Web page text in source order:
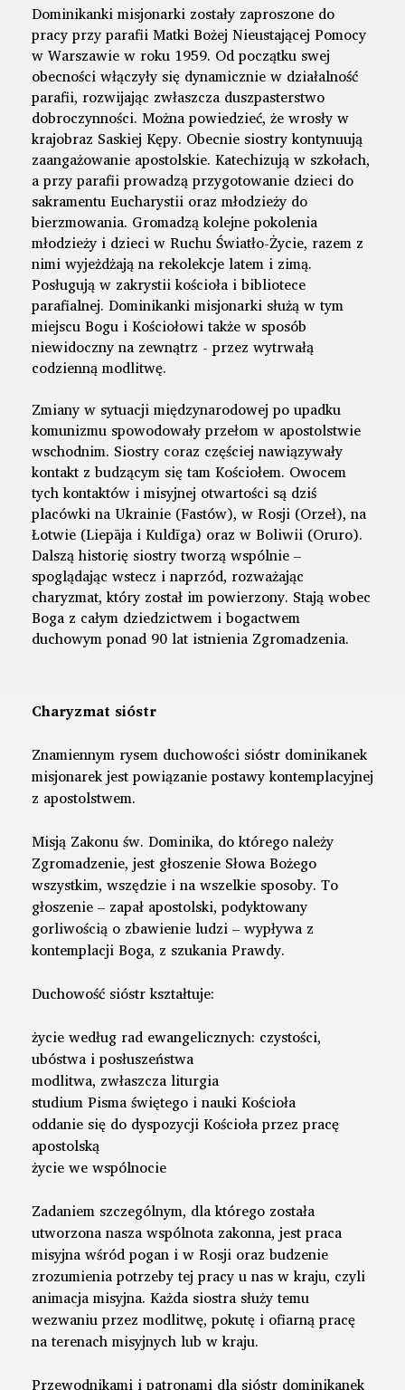
Dominikanki misjonarki zostały zaproszone do
pracy przy parafii Matki Bożej Nieustającej Pomocy
w Warszawie w roku 1959. Od początku swej
obecności włączyły się dynamicznie w działalność
parafii, rozwijając zwłaszcza duszpasterstwo
dobroczynności. Można powiedzieć, że wrosły w
krajobraz Saskiej Kępy. Obecnie siostry kontynuują
zaangażowanie apostolskie. Katechizują w szkołach,
a przy parafii prowadzą przygotowanie dzieci do
sakramentu Eucharystii oraz młodzieży do
bierzmowania. Gromadzą kolejne pokolenia
młodzieży i dzieci w Ruchu Światło-Życie, razem z
nimi wyjeżdżają na rekolekcje latem i zimą.
Posługują w zakrystii kościoła i bibliotece
parafialnej. Dominikanki misjonarki służą w tym
miejscu Bogu i Kościołowi także w sposób
niewidoczny na zewnątrz - przez wytrwałą
codzienną modlitwę.
Zmiany w sytuacji międzynarodowej po upadku
komunizmu spowodowały przełom w apostolstwie
wschodnim. Siostry coraz częściej nawiązywały
kontakt z budzącym się tam Kościołem. Owocem
tych kontaktów i misyjnej otwartości są dziś
placówki na Ukrainie (Fastów), w Rosji (Orzeł), na
Łotwie (Liepāja i Kuldīga) oraz w Boliwii (Oruro).
Dalszą historię siostry tworzą wspólnie –
spoglądając wstecz i naprzód, rozważając
charyzmat, który został im powierzony. Stają wobec
Boga z całym dziedzictwem i bogactwem
duchowym ponad 90 lat istnienia Zgromadzenia.
Charyzmat sióstr
Znamiennym rysem duchowości sióstr dominikanek
misjonarek jest powiązanie postawy kontemplacyjnej
z apostolstwem.
Misją Zakonu św. Dominika, do którego należy
Zgromadzenie, jest głoszenie Słowa Bożego
wszystkim, wszędzie i na wszelkie sposoby. To
głoszenie – zapał apostolski, podyktowany
gorliwością o zbawienie ludzi – wypływa z
kontemplacji Boga, z szukania Prawdy.
Duchowość sióstr kształtuje:
życie według rad ewangelicznych: czystości,
ubóstwa i posłuszeństwa
modlitwa, zwłaszcza liturgia
studium Pisma świętego i nauki Kościoła
oddanie się do dyspozycji Kościoła przez pracę
apostolską
życie we wspólnocie
Zadaniem szczególnym, dla którego została
utworzona nasza wspólnota zakonna, jest praca
misyjna wśród pogan i w Rosji oraz budzenie
zrozumienia potrzeby tej pracy u nas w kraju, czyli
animacja misyjna. Każda siostra służy temu
wezwaniu przez modlitwę, pokutę i ofiarną pracę
na terenach misyjnych lub w kraju.
Przewodnikami i patronami dla sióstr dominikanek